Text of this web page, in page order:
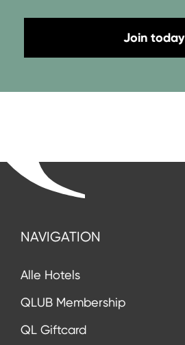
Join today
NAVIGATION
Alle Hotels
QLUB Membership
QL Giftcard